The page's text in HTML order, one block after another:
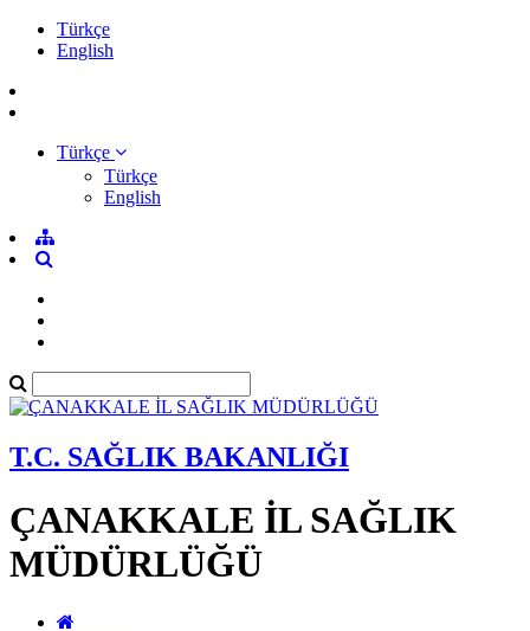
Türkçe
English
Türkçe
Türkçe
English
T.C. SAĞLIK BAKANLIĞI
ÇANAKKALE İL SAĞLIK
MÜDÜRLÜĞÜ